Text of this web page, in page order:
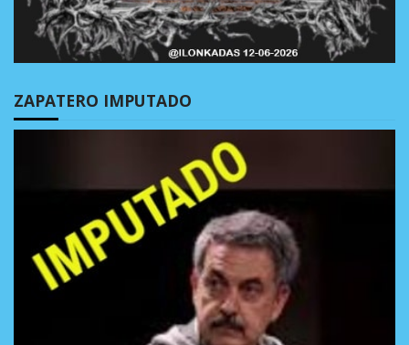
ZAPATERO IMPUTADO